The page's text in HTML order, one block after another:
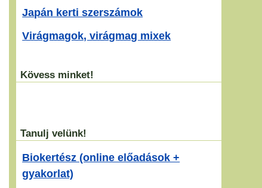
Japán kerti szerszámok
Virágmagok, virágmag mixek
Kövess minket!
Tanulj velünk!
Biokertész (online előadások +
gyakorlat)